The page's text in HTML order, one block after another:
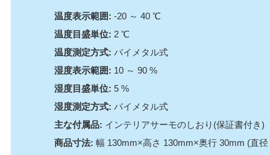
温度表示範囲: -20 ～ 40 ℃
温度目盛単位: 2 ℃
温度測定方式: バイメタル式
湿度表示範囲: 10 ～ 90 %
湿度目盛単位: 5 %
湿度測定方式: バイメタル式
主な付属品: インテリアサーモのしおり(保証書付き)
商品寸法: 幅 130mm×高さ 130mm×奥行 30mm (直